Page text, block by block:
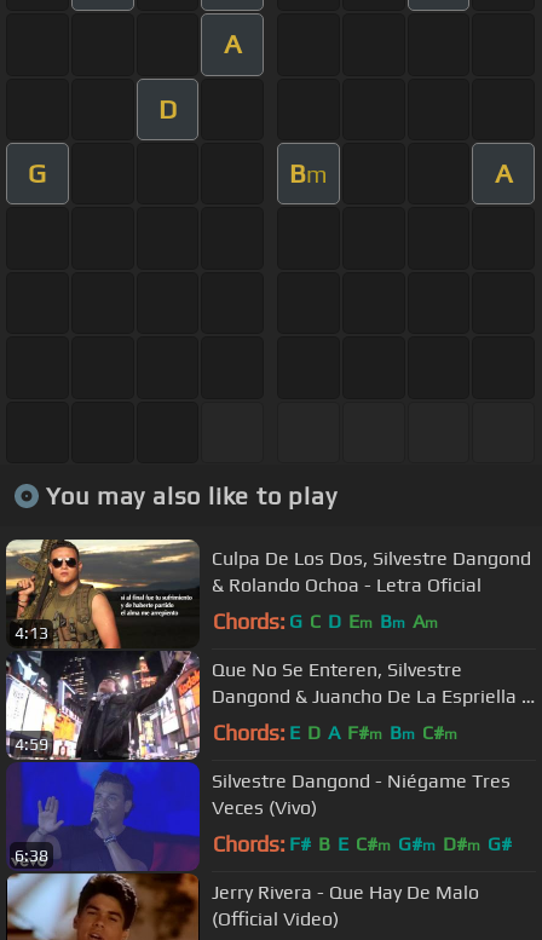
A
D
G Bm A
You may also like to play
4:13
Culpa De Los Dos, Silvestre Dangond
& Rolando Ochoa - Letra Oficial
Chords: G C D Em Bm Am
4:59
Que No Se Enteren, Silvestre
Dangond & Juancho De La Espriella -
Video Oficial
Chords: E D A F#m Bm C#m
6:38
Silvestre Dangond - Niégame Tres
Veces (Vivo)
Chords: F# B E C#m G#m D#m G#
Jerry Rivera - Que Hay De Malo
(Official Video)